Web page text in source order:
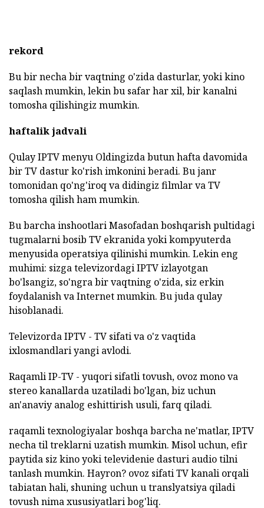
rekord
Bu bir necha bir vaqtning o'zida dasturlar, yoki kino
saqlash mumkin, lekin bu safar har xil, bir kanalni
tomosha qilishingiz mumkin.
haftalik jadvali
Qulay IPTV menyu Oldingizda butun hafta davomida
bir TV dastur ko'rish imkonini beradi. Bu janr
tomonidan qo'ng'iroq va didingiz filmlar va TV
tomosha qilish ham mumkin.
Bu barcha inshootlari Masofadan boshqarish pultidagi
tugmalarni bosib TV ekranida yoki kompyuterda
menyusida operatsiya qilinishi mumkin. Lekin eng
muhimi: sizga televizordagi IPTV izlayotgan
bo'lsangiz, so'ngra bir vaqtning o'zida, siz erkin
foydalanish va Internet mumkin. Bu juda qulay
hisoblanadi.
Televizorda IPTV - TV sifati va o'z vaqtida
ixlosmandlari yangi avlodi.
Raqamli IP-TV - yuqori sifatli tovush, ovoz mono va
stereo kanallarda uzatiladi bo'lgan, biz uchun
an'anaviy analog eshittirish usuli, farq qiladi.
raqamli texnologiyalar boshqa barcha ne'matlar, IPTV
necha til treklarni uzatish mumkin. Misol uchun, efir
paytida siz kino yoki televidenie dasturi audio tilni
tanlash mumkin. Hayron? ovoz sifati TV kanali orqali
tabiatan hali, shuning uchun u translyatsiya qiladi
tovush nima xususiyatlari bog'liq.